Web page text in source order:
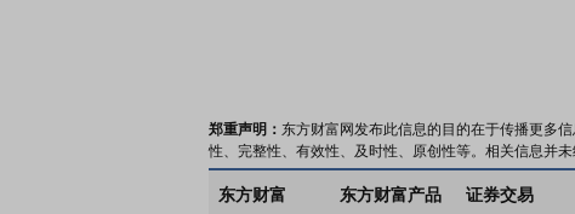
郑重声明： 东方财富网发布此信息的目的在于传播更多
性、完整性、有效性、及时性、原创性等。相关信息并
东方财富 东方财富产品 证券交易